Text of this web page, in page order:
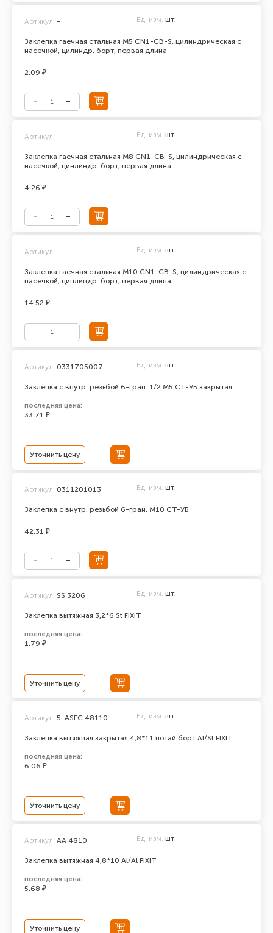
Заклепка гаечная стальная М5 CN1-CB-S, цилиндрическая с
насечкой, цилиндр. борт, первая длина
Артикул: - Ед. изм. шт.
2.09 ₽
Заклепка гаечная стальная М8 CN1-CB-S, цилиндрическая с
насечкой, цинлиндр. борт, первая длина
Артикул: - Ед. изм. шт.
4.26 ₽
Заклепка гаечная стальная М10 CN1-CB-S, цилиндрическая с
насечкой, цинлиндр. борт, первая длина
Артикул: - Ед. изм. шт.
14.52 ₽
Заклепка с внутр. резьбой 6-гран. 1/2 М5 СТ-УБ закрытая
Артикул: 0331705007 Ед. изм. шт.
последняя цена:
33.71 ₽
Уточнить цену
Заклепка с внутр. резьбой 6-гран. М10 СТ-УБ
Артикул: 0311201013 Ед. изм. шт.
42.31 ₽
Заклепка вытяжная 3,2*6 St FIXIT
Артикул: SS 3206 Ед. изм. шт.
последняя цена:
1.79 ₽
Уточнить цену
Заклепка вытяжная закрытая 4,8*11 потай борт Al/St FIXIT
Артикул: 5-ASFC 48110 Ед. изм. шт.
последняя цена:
6.06 ₽
Уточнить цену
Заклепка вытяжная 4,8*10 Al/Al FIXIT
Артикул: AA 4810 Ед. изм. шт.
последняя цена:
5.68 ₽
Уточнить цену